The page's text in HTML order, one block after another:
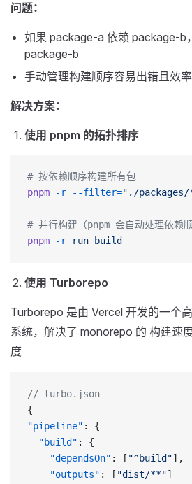
问题：
如果 package-a 依赖 package-b
package-b
手动管理构建顺序容易出错且效
解决方案：
使用 pnpm 的拓扑排序
# 按依赖顺序构建所有包
pnpm -r --filter="./
# 并行构建（pnpm 会自动处理依赖顺
pnpm -r run build
使用 Turborepo
Turborepo 是由 Vercel 开发的一个
系统，解决了 monorepo 的 构建速
度
// turbo.json
{
"pipeline" : {
  "build"
: {
    "dependsOn"
: [ "^build"],
    "outputs"
: [ "dist/**"]